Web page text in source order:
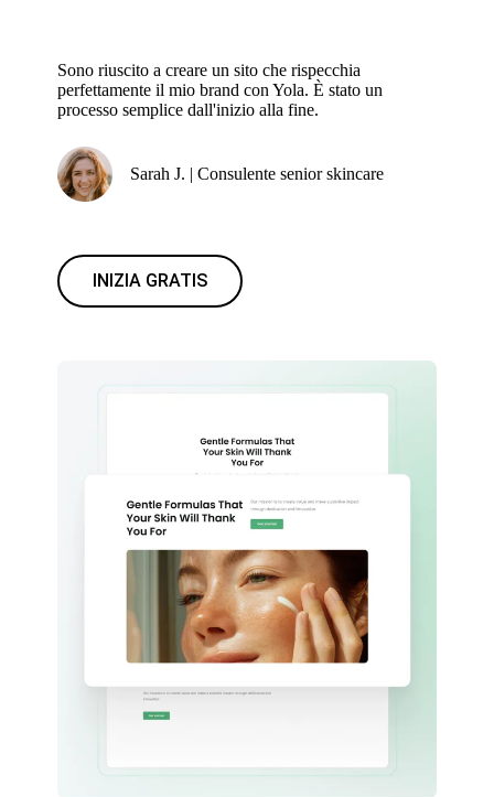
Sono riuscito a creare un sito che rispecchia
perfettamente il mio brand con Yola. È stato un
processo semplice dall'inizio alla fine.
Sarah J. | Consulente senior skincare
INIZIA GRATIS